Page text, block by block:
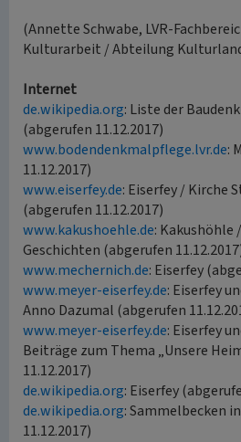
(Annette Schwabe, LVR-
Kulturarbeit / Abteilung
Internet
de.wikipedia.org: Liste der
(abgerufen 11.12.2017)
www.bodendenkmalpflege.lvr.de:
11.12.2017)
www.eiserfey.de: Eiserfey / Kirche
(abgerufen 11.12.2017)
www.kakushoehle.de: Kakushöhle
Geschichten (abgerufen
www.mechernich.de: Eiserfey
www.meyer-eiserfey.de: Eiserfey
Anno Dazumal (abgerufen
www.meyer-eiserfey.de: Eiserfey
Beiträge zum Thema „Unsere
11.12.2017)
de.wikipedia.org: Eiserfey
de.wikipedia.org: Sammelbecken
11.12.2017)